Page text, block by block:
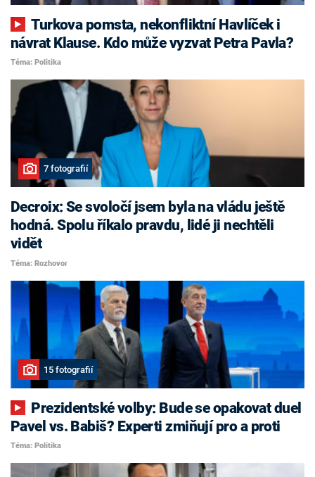
Turkova pomsta, nekonfliktní Havlíček i
návrat Klause. Kdo může vyzvat Petra Pavla?
Téma: Politika
7 fotografií
Decroix: Se svoločí jsem byla na vládu ještě
hodná. Spolu říkalo pravdu, lidé ji nechtěli
vidět
Téma: Rozhovor
15 fotografií
Pavel vs. Babiš? Experti zmiňují pro a proti
Téma: Politika